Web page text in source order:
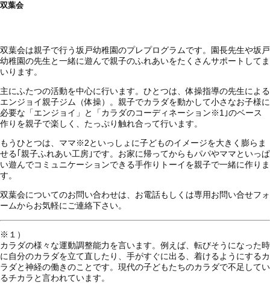
双葉会
双葉会は親子で行う坂戸幼稚園のプレプログラムです。園長先生や坂戸
幼稚園の先生と一緒に遊んで親子のふれあいをたくさんサポートしてま
いります。
主にふたつの活動を中心に行います。ひとつは、体操指導の先生による
エンジョイ親子ジム（体操）。親子でカラダを動かして小さなお子様に
必要な「エンジョイ」と「カラダのコーディネーション※1 ｣のベース
作りを親子で楽しく、たっぷり触れ合って行います。
もうひとつは、ママ※2といっしょに子どものイメージを大きく膨らま
せる｢親子ふれあい工房｣です。お家に帰ってからもパパやママといっぱ
い遊んでコミュニケーションできる手作りトーイを親子で一緒に作りま
す。
双葉会についてのお問い合わせは、お電話もしくは専用お問い合せフォ
ームからお気軽にご連絡下さい。
※１）
カラダの様々な運動調整能力を言います。例えば、転びそうになった時
に自分のカラダを立て直したり、手がすぐに出る、着けるようにするカ
ラダと神経の働きのことです。現代の子どもたちのカラダで不足してい
るチカラと言われています。